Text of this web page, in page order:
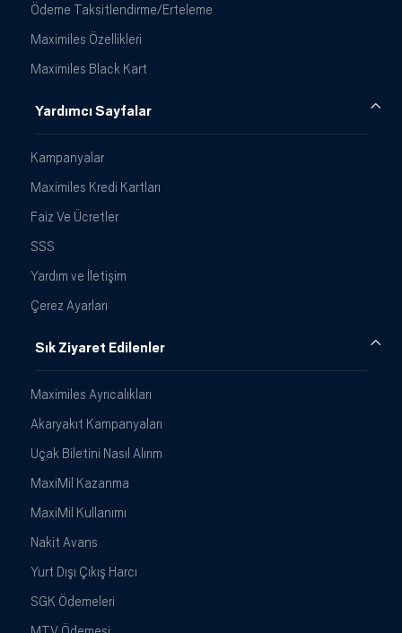
Ödeme Taksitlendirme/Erteleme
Maximiles Özellikleri
Maximiles Black Kart
Yardımcı Sayfalar
Kampanyalar
Maximiles Kredi Kartları
Faiz Ve Ücretler
SSS
Yardım ve İletişim
Çerez Ayarları
Sık Ziyaret Edilenler
Maximiles Ayrıcalıkları
Akaryakıt Kampanyaları
Uçak Biletini Nasıl Alırım
MaxiMil Kazanma
MaxiMil Kullanımı
Nakit Avans
Yurt Dışı Çıkış Harcı
SGK Ödemeleri